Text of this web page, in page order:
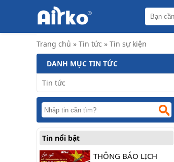
Trang chủ » Tin tức » Tin sự kiện
DANH MỤC TIN TỨC
Tin tức
Tin nổi bật
THÔNG BÁO LỊCH